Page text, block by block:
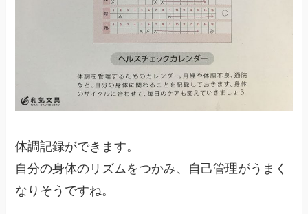
体調記録ができます。
自分の身体のリズムをつかみ、自己管理がうまく
なりそうですね。